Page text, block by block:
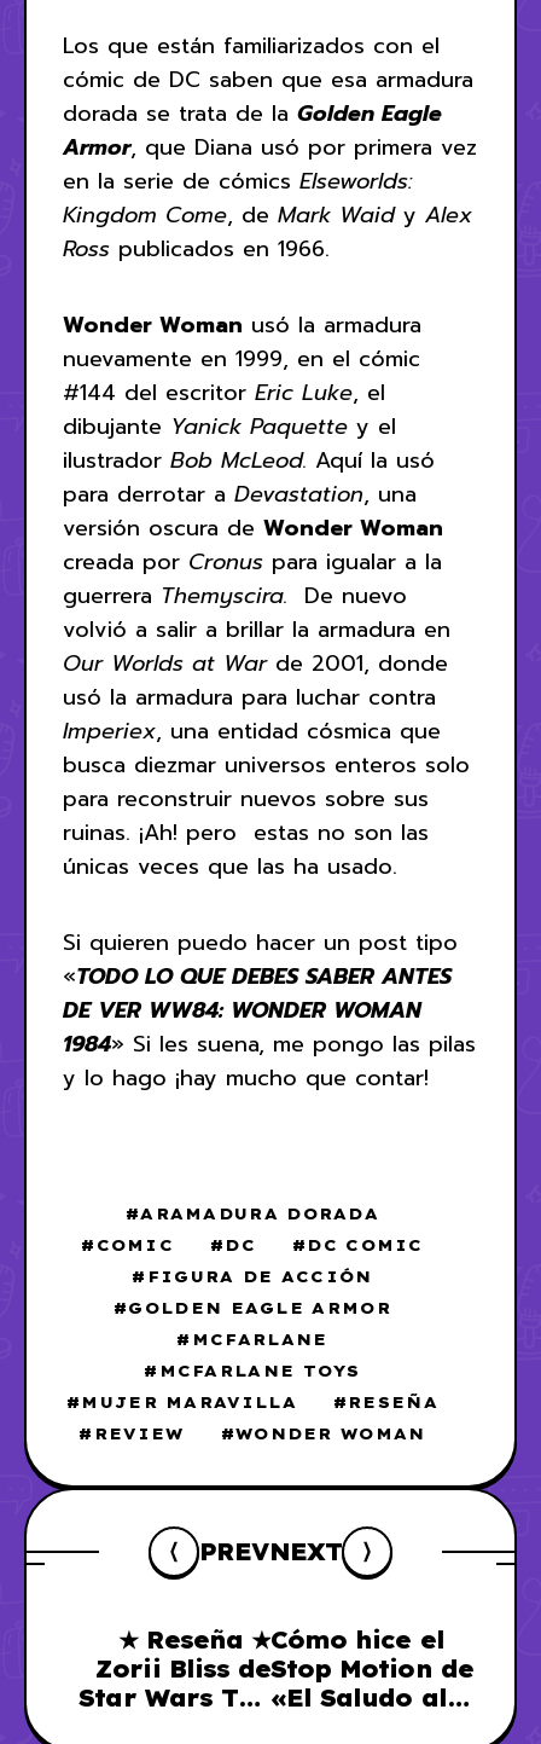
Los que están familiarizados con el
cómic de DC saben que esa armadura
dorada se trata de la Golden Eagle
Armor, que Diana usó por primera vez
en la serie de cómics Elseworlds:
Kingdom Come, de Mark Waidy Alex
Ross publicados en 1966.
Wonder Woman usó la armadura
nuevamente en 1999, en el cómic
#144 del escritor Eric Luke, el
dibujante Yanick Paquette y el
ilustrador Bob McLeod. Aquí la usó
para derrotar a Devastation, una
versión oscura de Wonder Woman
creada por Cronus para igualar a la
guerrera Themyscira. De nuevo
volvió a salir a brillar la armadura en
Our Worlds at Warde 2001, donde
usó la armadura para luchar contra
Imperiex, una entidad cósmica que
busca diezmar universos enteros solo
para reconstruir nuevos sobre sus
ruinas. ¡Ah! pero estas no son las
únicas veces que las ha usado.
Si quieren puedo hacer un post tipo
«TODO LO QUE DEBES SABER ANTES
DE VER WW84: WONDER WOMAN
1984» Si les suena, me pongo las pilas
y lo hago ¡hay mucho que contar!
ARAMADURA DORADA
COMIC
DC
DC COMIC
FIGURA DE ACCIÓN
GOLDEN EAGLE ARMOR
MCFARLANE
MCFARLANE TOYS
MUJER MARAVILLA
RESEÑA
REVIEW
WONDER WOMAN
PREVNEXT
★ Reseña ★
Zorii Bliss de
Star Wars The
Cómo hice el
Stop Motion de
«El Saludo al